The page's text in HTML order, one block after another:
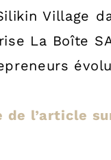
Village
La Boîte
l’article